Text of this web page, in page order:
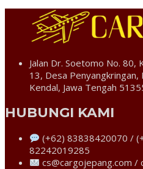
Jalan Dr. Soetomo No. 80,
13, Desa
Kendal, Jawa Tengah
HUBUNGI KAMI
(+62) 83838420070 /
82242019285
cs@cargojepang.com /